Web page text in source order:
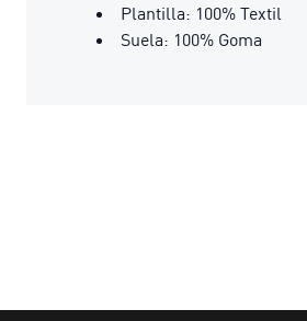
Plantilla: 100% Textil
Suela: 100% Goma